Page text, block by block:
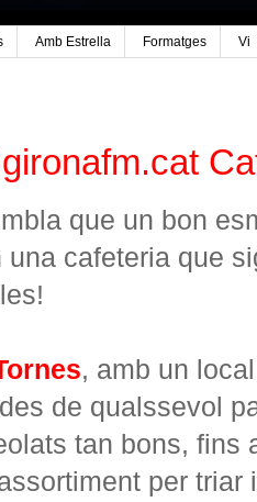
Amb Estrella Formatges Vi
que un bon
una cafeteria que
, amb un
de qualssevol
tan bons, fins
per